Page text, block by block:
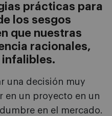
prácticas para
los sesgos
que nuestras
racionales,
infalibles.
una decisión muy
en un proyecto en un
en el mercado.